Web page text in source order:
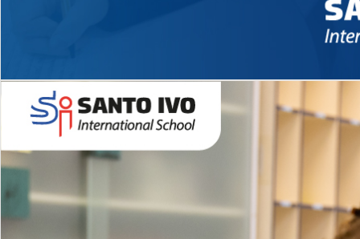
Novidades 2026 High School
EDUCAÇÃO INFANTIL
Inglês todos os dias